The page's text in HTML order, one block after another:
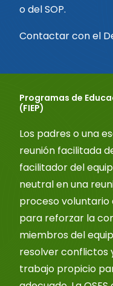
o del SOP.
Contactar con el
Programas de
(FIEP)
Los padres o una
reunión facilitada
facilitador del
neutral en una
proceso voluntario
para reforzar la
miembros del
resolver conflictos
trabajo propicio